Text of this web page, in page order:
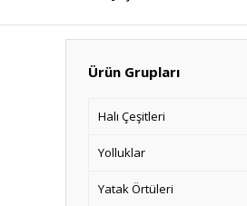
Ürün Grupları
Halı Çeşitleri
Yolluklar
Yatak Örtüleri